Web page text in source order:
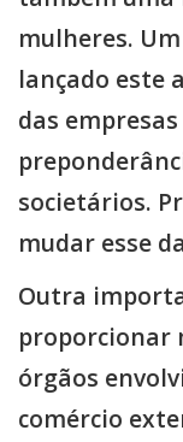
mulheres.
lançado este
das
societários.
mudar esse
Outra
proporcionar
órgãos
comércio